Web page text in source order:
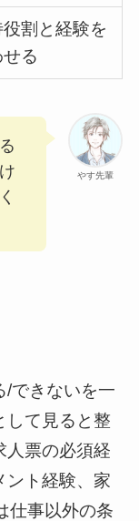
割と経験を
る
やす先輩
/できないを一
して見ると整
人票の必須経
ント経験、家
仕事以外の条